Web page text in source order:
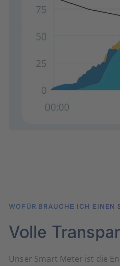
WOFÜR BRAUCHE ICH EINEN
Volle
Unser Smart Meter ist die